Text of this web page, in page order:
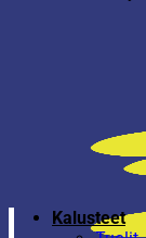
Kalusteet